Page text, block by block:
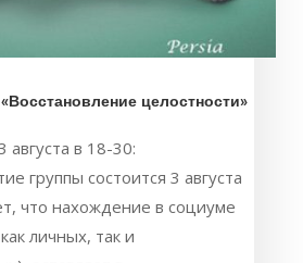
целостности»
августа в 18-30:
группы состоится 3 августа
что нахождение в социуме
личных, так и